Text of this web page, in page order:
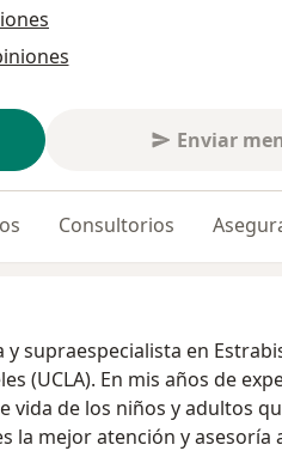
Enviar
Consultorios
supraespecialista en
(UCLA). En mis años de
vida de los niños y adultos
mejor atención y asesoría